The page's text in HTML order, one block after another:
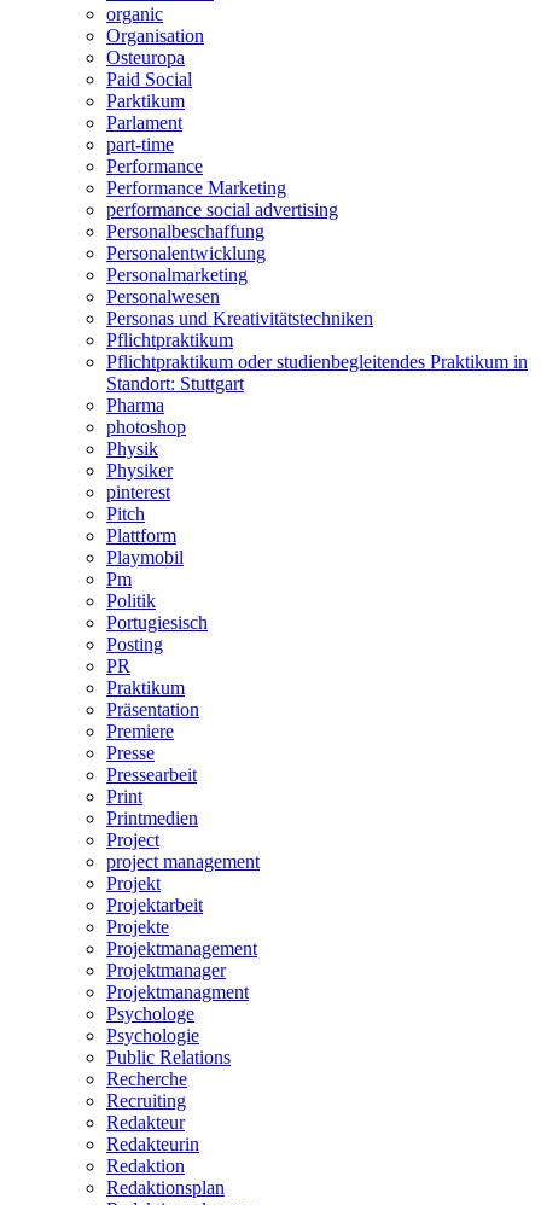
organic
Organisation
Osteuropa
Paid Social
Parktikum
Parlament
part-time
Performance
Performance Marketing
performance social advertising
Personalbeschaffung
Personalentwicklung
Personalmarketing
Personalwesen
Personas und Kreativitätstechniken
Pflichtpraktikum
Pflichtpraktikum oder studienbegleitendes Praktikum in
Standort: Stuttgart
Pharma
photoshop
Physik
Physiker
pinterest
Pitch
Plattform
Playmobil
Pm
Politik
Portugiesisch
Posting
PR
Praktikum
Präsentation
Premiere
Presse
Pressearbeit
Print
Printmedien
Project
project management
Projekt
Projektarbeit
Projekte
Projektmanagement
Projektmanager
Projektmanagment
Psychologe
Psychologie
Public Relations
Recherche
Recruiting
Redakteur
Redakteurin
Redaktion
Redaktionsplan